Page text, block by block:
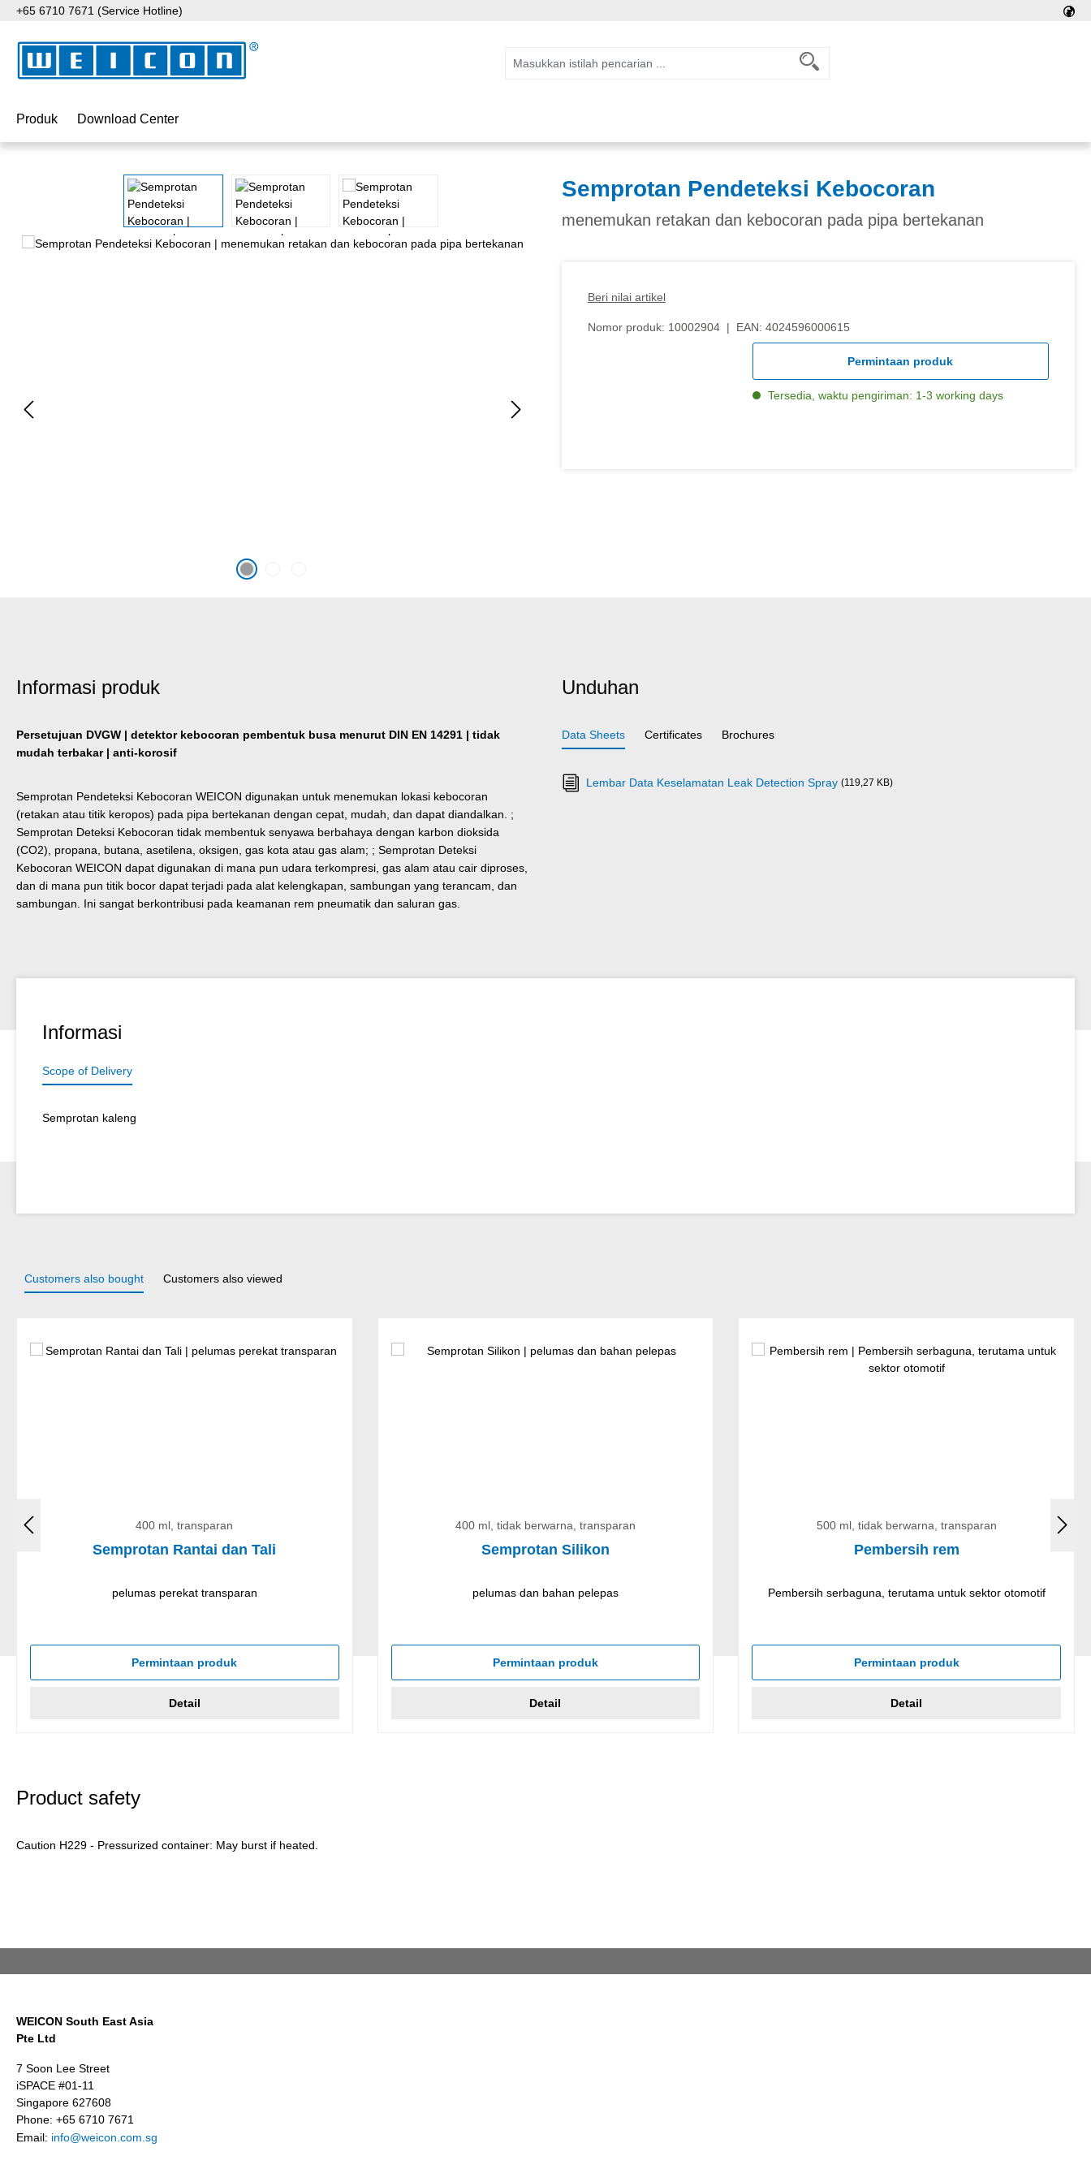
ke konten utama
Lewati ke pencarian
Lewati ke navigasi utama
+65 6710 7671 (Service Hotline)
Produk Download Center
Semprotan Pendeteksi Kebocoran
menemukan retakan dan kebocoran pada pipa bertekanan
Beri nilai artikel
Nomor produk: 10002904 | EAN: 4024596000615
Permintaan produk
Tersedia, waktu pengiriman: 1-3 working days
Informasi produk
Persetujuan DVGW | detektor kebocoran pembentuk busa menurut DIN EN 14291 | tidak
mudah terbakar | anti-korosif
Semprotan Pendeteksi Kebocoran WEICON digunakan untuk menemukan lokasi kebocoran
(retakan atau titik keropos) pada pipa bertekanan dengan cepat, mudah, dan dapat diandalkan. ;
Semprotan Deteksi Kebocoran tidak membentuk senyawa berbahaya dengan karbon dioksida
(CO2), propana, butana, asetilena, oksigen, gas kota atau gas alam; ; Semprotan Deteksi
Kebocoran WEICON dapat digunakan di mana pun udara terkompresi, gas alam atau cair diproses,
dan di mana pun titik bocor dapat terjadi pada alat kelengkapan, sambungan yang terancam, dan
sambungan. Ini sangat berkontribusi pada keamanan rem pneumatik dan saluran gas.
Unduhan
Data Sheets Certificates Brochures
Lembar Data Keselamatan Leak Detection Spray (119,27 KB)
Informasi
Scope of Delivery
Semprotan kaleng
Customers also bought Customers also viewed
400 ml, transparan
Semprotan Rantai dan Tali
pelumas perekat transparan
Permintaan produk
Detail
400 ml, tidak berwarna, transparan
Semprotan Silikon
pelumas dan bahan pelepas
Permintaan produk
Detail
500 ml, tidak berwarna, transparan
Pembersih rem
Pembersih serbaguna, terutama untuk sektor otomotif
Permintaan produk
Detail
Product safety
Caution H229 - Pressurized container: May burst if heated.
WEICON South East Asia
Pte Ltd
7 Soon Lee Street
iSPACE #01-11
Singapore 627608
Phone: +65 6710 7671
Email: info@weicon.com.sg